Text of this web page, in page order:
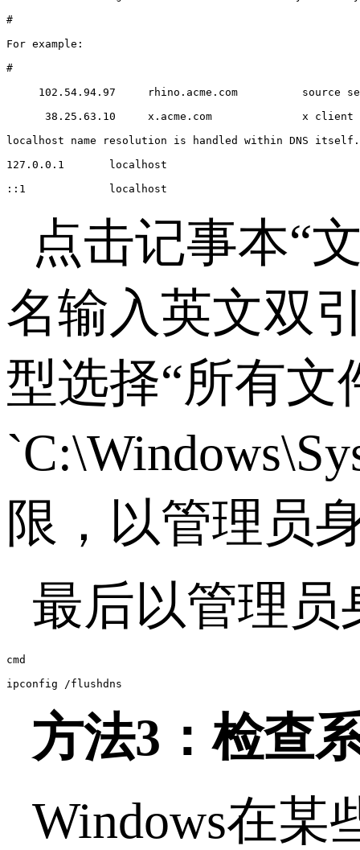
#
For example:
#
102.54.94.97     rhino.acme.com          source
38.25.63.10     x.acme.com              x client
localhost name resolution is handled within DNS itself.
127.0.0.1       localhost
::1             localhost
点击记事本“
名输入英文双
型选择“所有文
限，以管理员
最后以管理员
cmd
ipconfig /flushdns
方法3 ：检查
Windows在某